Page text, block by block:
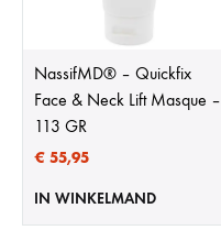
NassifMD®️ – Quickfix
Face & Neck Lift Masque –
113 GR
€ 55,95
IN WINKELMAND